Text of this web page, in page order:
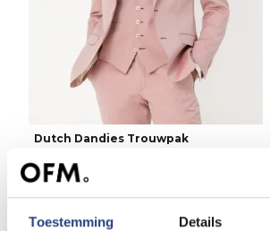
Toestemming Details
Dutch Dandies Trouwpak